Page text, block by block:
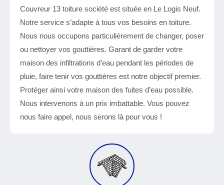
Couvreur 13 toiture société est située en Le Logis Neuf.
Notre service s’adapte à tous vos besoins en toiture.
Nous nous occupons particulièrement de changer, poser
ou nettoyer vos gouttières. Garant de garder votre
maison des infiltrations d’eau pendant les périodes de
pluie, faire tenir vos gouttières est notre objectif premier.
Protéger ainsi votre maison des fuites d’eau possible.
Nous intervenons à un prix imbattable. Vous pouvez
nous faire appel, nous serons là pour vous !